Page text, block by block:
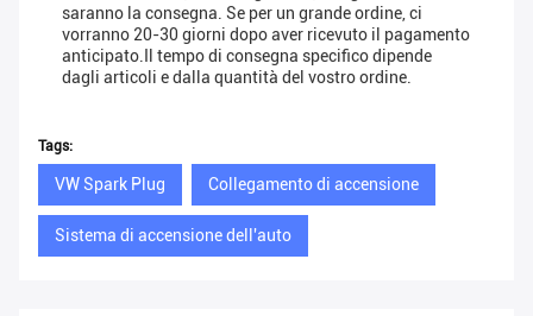
saranno la consegna. Se per un grande ordine, ci
vorranno 20-30 giorni dopo aver ricevuto il pagamento
anticipato.Il tempo di consegna specifico dipende
dagli articoli e dalla quantità del vostro ordine.
Tags:
VW Spark Plug Collegamento di accensione
Sistema di accensione dell'auto